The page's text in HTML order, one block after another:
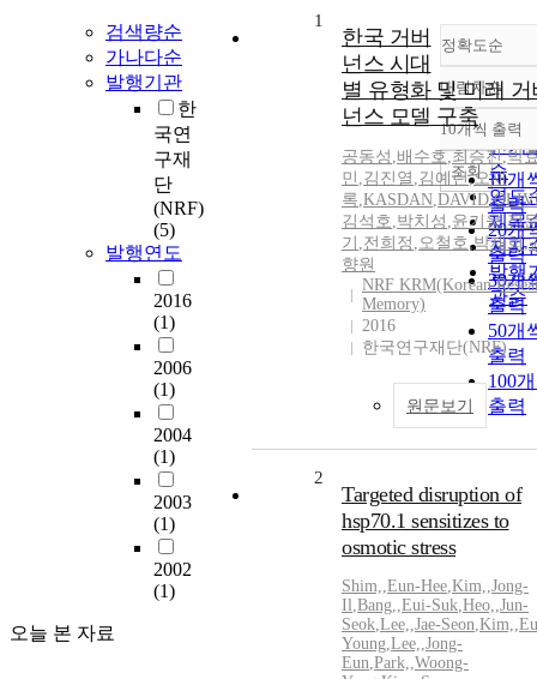
검색량순
가나다순
발행기관
한
국연
구재
단
(NRF)
(5)
발행연도
2016
(1)
2006
(1)
2004
(1)
2003
(1)
2002
(1)
오늘 본 자료
정확도순
정확
순
인기
순
연도
제목
저자
발행
관순
내림차순
내림
10개씩 출력
10개
출력
20개
출력
30개
출력
50개
출력
100
출력
조회
1
한국 거버
넌스 시대
별 유형화 및 미래 거
넌스 모델 구축
공동성 ,배수호,최승진,박
민 ,김진열 ,김예린,오재
록,KASDAN,DAVID,
김석호,박치성 ,윤기웅,정
기 ,전희정 ,오철호,박재희,
향원
NRF KRM(Korean
Memory)
2016
한국연구재단(NRF)
원문보기
2
Targeted disruption of
hsp70.1 sensitizes to
osmotic stress
Shim,,Eun-Hee,Kim,,Jong-
Il,Bang,,Eui-Suk,Heo,,Jun-
Seok,Lee,,Jae-Seon,Kim,,
Young,Lee,,Jong-
Eun,Park,,Woong-